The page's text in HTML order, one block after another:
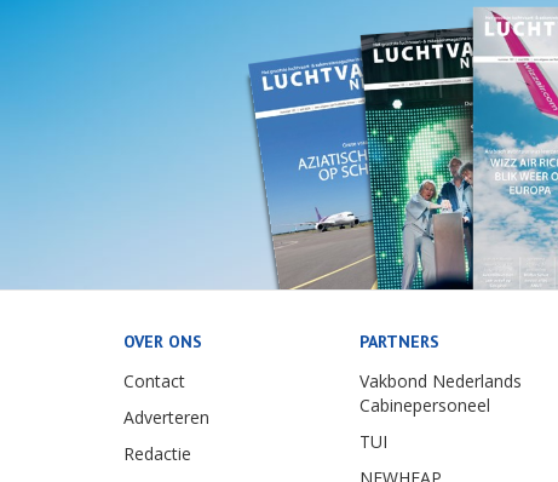
OVER ONS
Contact
Adverteren
Redactie
PARTNERS
Vakbond Nederlands
Cabinepersoneel
TUI
NEWHEAP